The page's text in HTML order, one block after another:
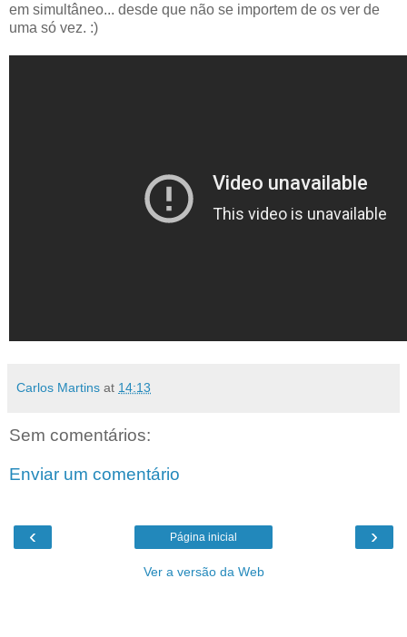
em simultâneo... desde que não se importem de os ver de
uma só vez. :)
Carlos Martins at 14:13
Sem comentários:
Enviar um comentário
‹ ›
Página inicial
Ver a versão da Web